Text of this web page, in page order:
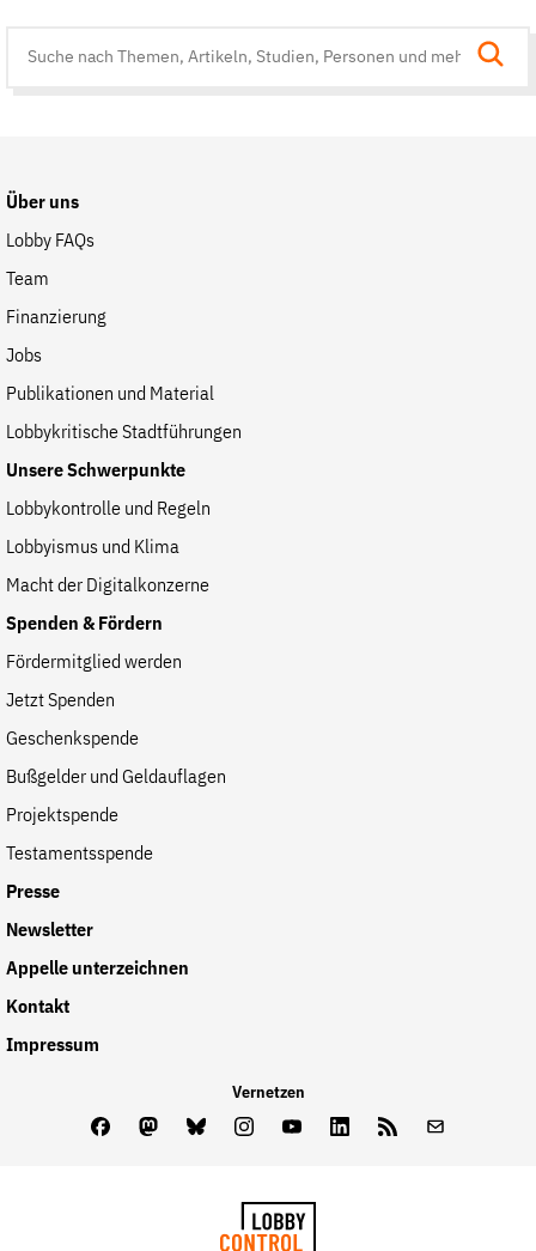
Über uns
Lobby FAQs
Team
Finanzierung
Jobs
Publikationen und Material
Lobbykritische Stadtführungen
Unsere Schwerpunkte
Lobbykontrolle und Regeln
Lobbyismus und Klima
Macht der Digitalkonzerne
Spenden & Fördern
Fördermitglied werden
Jetzt Spenden
Geschenkspende
Bußgelder und Geldauflagen
Projektspende
Testamentsspende
Presse
Newsletter
Appelle unterzeichnen
Kontakt
Impressum
Vernetzen
FacebookMastodon
BlueskyInstagram
YoutubeLinkedInFeed